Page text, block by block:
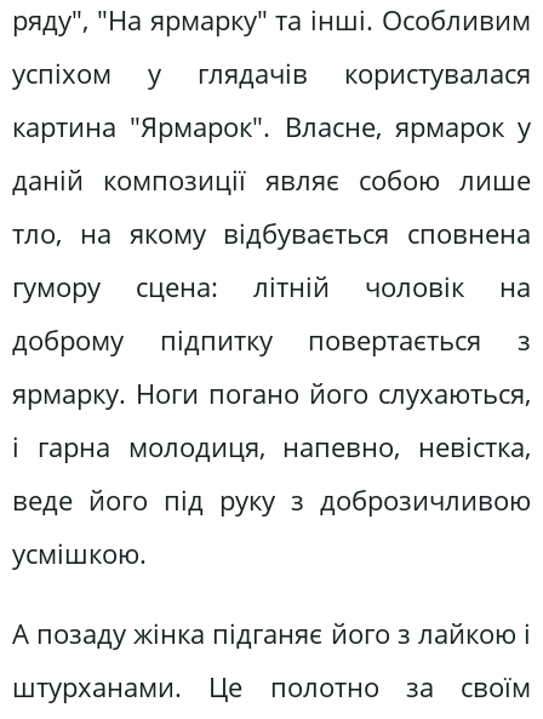
ряду", "На ярмарку" та інші. Особливим
успіхом у глядачів користувалася
картина "Ярмарок". Власне, ярмарок у
даній композиції являє собою лише
тло, на якому відбувається сповнена
гумору сцена: літній чоловік на
доброму підпитку повертається з
ярмарку. Ноги погано його слухаються,
і гарна молодиця, напевно, невістка,
веде його під руку з доброзичливою
усмішкою.
А позаду жінка підганяє його з лайкою і
штурханами. Це полотно за своїм